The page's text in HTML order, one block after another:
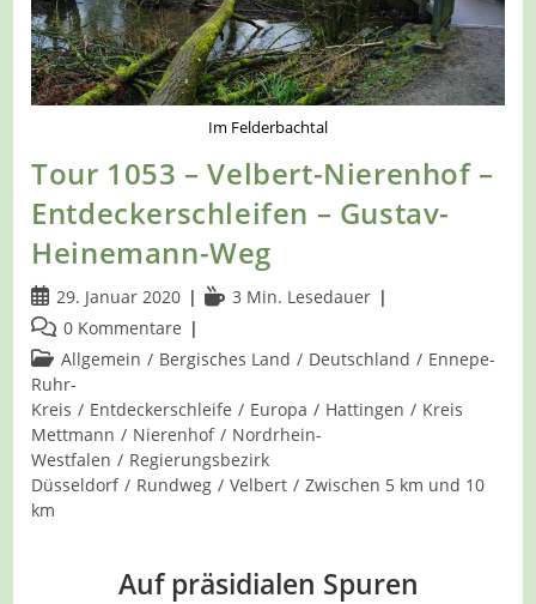
Im Felderbachtal
Tour 1053 – Velbert-Nierenhof –
Entdeckerschleifen – Gustav-
Heinemann-Weg
Beitrag
veröffentlicht:
29. Januar 2020 Lesedauer:
3 Min. Lesedauer
Beitrags-
Kommentare:
0 Kommentare
Beitrags-
Kategorie:
Allgemein / Bergisches Land / Deutschland / Ennepe-
Ruhr-
Kreis / Entdeckerschleife / Europa / Hattingen / Kreis
Mettmann / Nierenhof / Nordrhein-
Westfalen / Regierungsbezirk
Düsseldorf / Rundweg / Velbert / Zwischen 5 km und 10
km
Auf präsidialen Spuren